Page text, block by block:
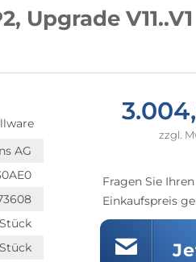
Upgrade V11..V1
AG
zzgl.
Fragen Sie
Einkaufspreis